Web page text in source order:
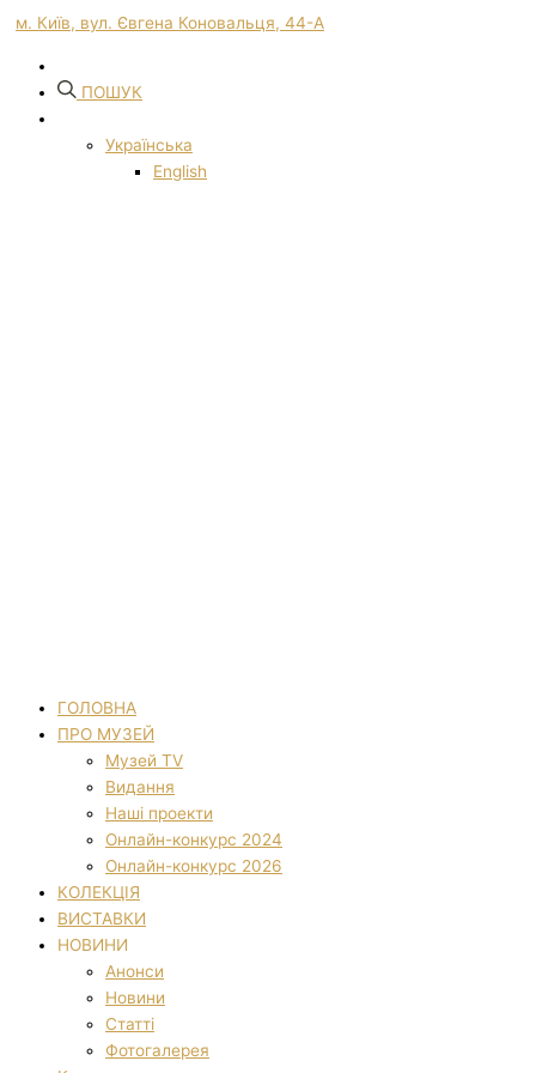
м. Київ, вул. Євгена Коновальця, 44-А
ПОШУК
Українська
English
ГОЛОВНА
ПРО МУЗЕЙ
Музей TV
Видання
Наші проекти
Онлайн-конкурс 2024
Онлайн-конкурс 2026
КОЛЕКЦІЯ
ВИСТАВКИ
НОВИНИ
Анонси
Новини
Статті
Фотогалерея